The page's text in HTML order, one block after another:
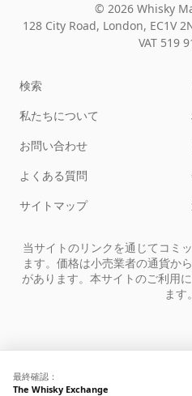
最終確認：
The Whisky Exchange
© 2026 Whisky
128 City Road, London, EC1V
VAT 519
検索
私たちについて
お問い合わせ
よくある質問
サイトマップ
当サイトのリンクを通じてコミ
ます。価格は小売業者の通貨か
があります。本サイトのご利用
ます。